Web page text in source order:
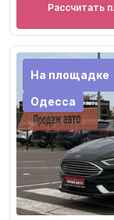
Рассчитать
На площадке
Одесса